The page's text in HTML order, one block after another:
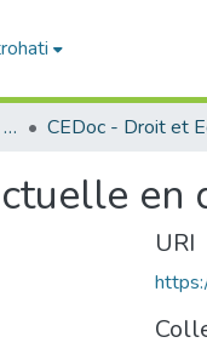
Université Mohammed V - Rabat
en
URI